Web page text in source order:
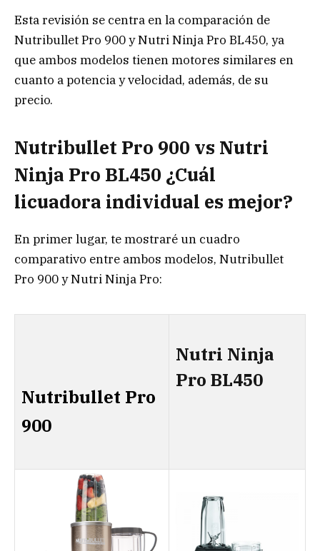
Esta revisión se centra en la comparación de
Nutribullet Pro 900 y Nutri Ninja Pro BL450, ya
que ambos modelos tienen motores similares en
cuanto a potencia y velocidad, además, de su
precio.
Nutribullet Pro 900 vs Nutri
Ninja Pro BL450 ¿Cuál
licuadora individual es mejor?
En primer lugar, te mostraré un cuadro
comparativo entre ambos modelos, Nutribullet
Pro 900 y Nutri Ninja Pro:
Nutribullet Pro
900
Nutri Ninja
Pro BL450